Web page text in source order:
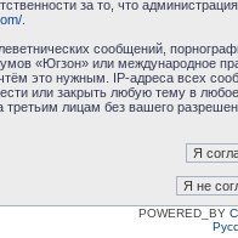
за то, что
.
сообщений,
«Югзон» или
это нужным. IP-адреса всех
или закрыть любую тему в
лицам без вашего
POWERED_BY